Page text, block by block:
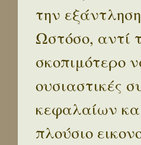
την
Ωστόσο, αντί
σκοπιμότερο
ουσιαστικές
κεφαλαίων
πλούσιο